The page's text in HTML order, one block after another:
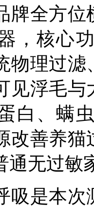
牌全方
，核心
物理过
见浮毛
白、螨
改善养
通无过敏
吸是本